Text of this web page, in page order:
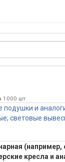
1000 шт
и
световые
кресла и